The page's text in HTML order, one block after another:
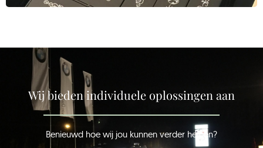
Wij bieden individuele oplossingen aan
Benieuwd hoe wij jou kunnen verder helpen?